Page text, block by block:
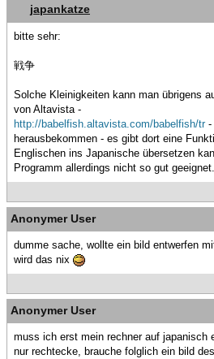
japankatze
bitte sehr:
戦争
Solche Kleinigkeiten kann man übrigens
von Altavista -
http://babelfish.altavista.com/babelfish/tr-
herausbekommen - es gibt dort eine
Englischen ins Japanische übersetzen
Programm allerdings nicht so gut geeignet.
Anonymer User
dumme sache, wollte ein bild entwerfen
wird das nix
Anonymer User
muss ich erst mein rechner auf japanisch
nur rechtecke, brauche folglich ein bild